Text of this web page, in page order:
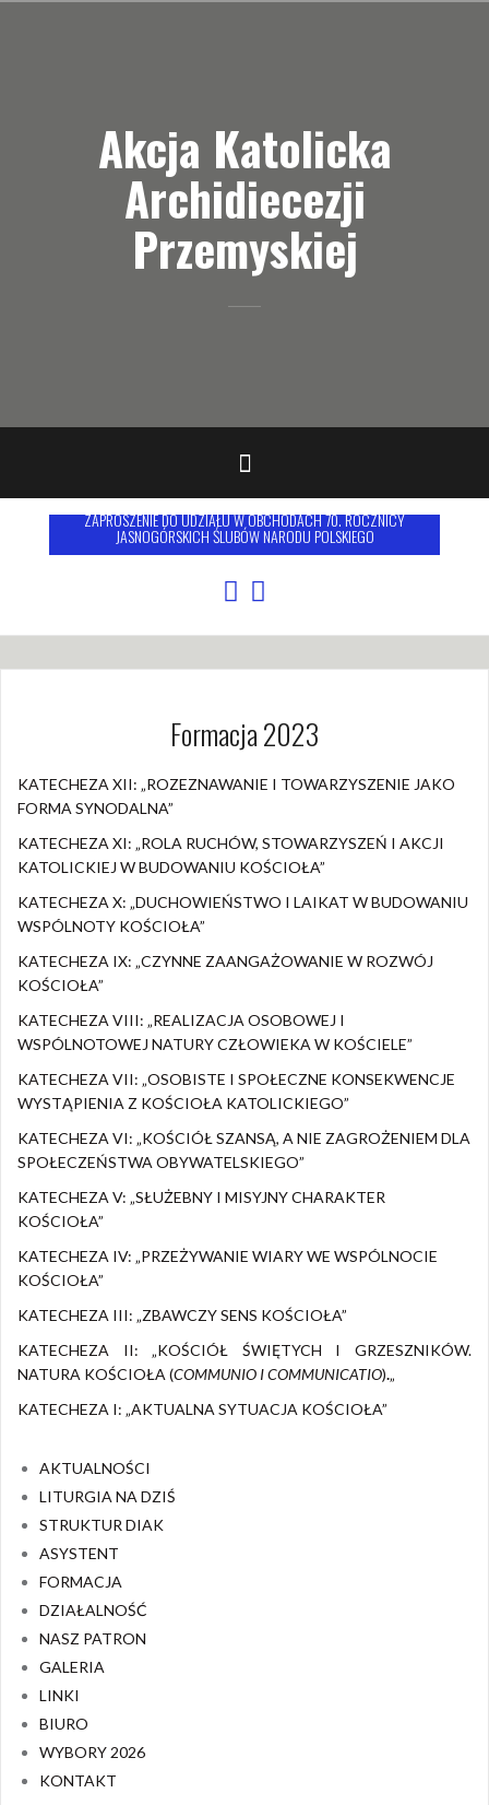
Akcja Katolicka
Archidiecezji
Przemyskiej
ZAPROSZENIE DO UDZIAŁU W OBCHODACH 70. ROCZNICY
JASNOGÓRSKICH ŚLUBÓW NARODU POLSKIEGO
Formacja 2023
KATECHEZA XII: „ROZEZNAWANIE I TOWARZYSZENIE JAKO
FORMA SYNODALNA”
KATECHEZA XI: „ROLA RUCHÓW, STOWARZYSZEŃ I AKCJI
KATOLICKIEJ W BUDOWANIU KOŚCIOŁA”
KATECHEZA X: „DUCHOWIEŃSTWO I LAIKAT W BUDOWANIU
WSPÓLNOTY KOŚCIOŁA”
KATECHEZA IX: „CZYNNE ZAANGAŻOWANIE W ROZWÓJ
KOŚCIOŁA”
KATECHEZA VIII: „REALIZACJA OSOBOWEJ I
WSPÓLNOTOWEJ NATURY CZŁOWIEKA W KOŚCIELE”
KATECHEZA VII: „OSOBISTE I SPOŁECZNE KONSEKWENCJE
WYSTĄPIENIA Z KOŚCIOŁA KATOLICKIEGO”
KATECHEZA VI: „KOŚCIÓŁ SZANSĄ, A NIE ZAGROŻENIEM DLA
SPOŁECZEŃSTWA OBYWATELSKIEGO”
KATECHEZA V: „SŁUŻEBNY I MISYJNY CHARAKTER
KOŚCIOŁA”
KATECHEZA IV: „PRZEŻYWANIE WIARY WE WSPÓLNOCIE
KOŚCIOŁA”
KATECHEZA III: „ZBAWCZY SENS KOŚCIOŁA”
KATECHEZA II: „KOŚCIÓŁ ŚWIĘTYCH I GRZESZNIKÓW.
NATURA KOŚCIOŁA (COMMUNIO I COMMUNICATIO).„
KATECHEZA I: „AKTUALNA SYTUACJA KOŚCIOŁA”
AKTUALNOŚCI
LITURGIA NA DZIŚ
STRUKTUR DIAK
ASYSTENT
FORMACJA
DZIAŁALNOŚĆ
NASZ PATRON
GALERIA
LINKI
BIURO
WYBORY 2026
KONTAKT